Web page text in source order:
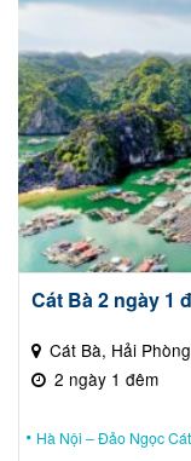
Cát Bà 2 ngày 1
Cát Bà, Hải Phòng
2 ngày 1 đêm
Hà Nội – Đảo Ngọc